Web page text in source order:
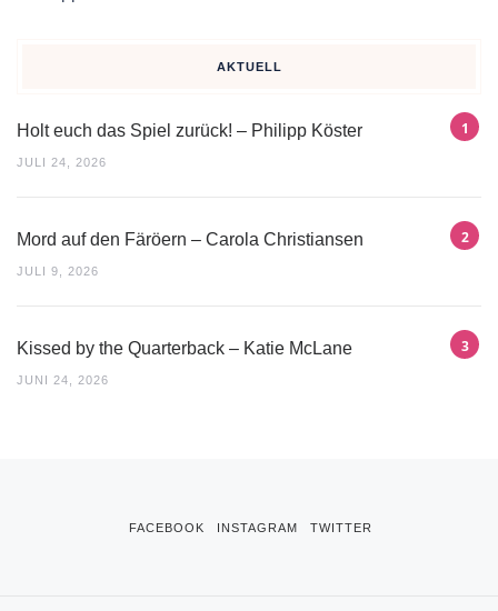
AKTUELL
Holt euch das Spiel zurück! – Philipp Köster
JULI 24, 2026
Mord auf den Färöern – Carola Christiansen
JULI 9, 2026
Kissed by the Quarterback – Katie McLane
JUNI 24, 2026
FACEBOOK INSTAGRAM TWITTER